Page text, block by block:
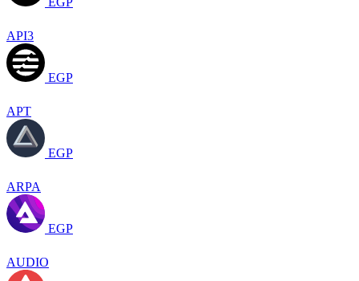
API3
EGP
APT
EGP
ARPA
EGP
AUDIO